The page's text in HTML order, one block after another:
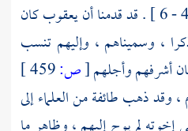
يعقوبكان
، وسميناهم ، وإليهم تنسب
أشرفهم وأجلهم[ص:
، وقد ذهب طائفة من العلماء إلى